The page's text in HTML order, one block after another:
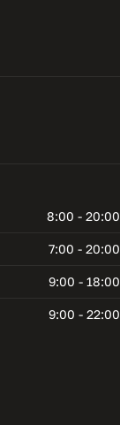
8:00 - 20:00
7:00 - 20:00
9:00 - 18:00
9:00 - 22:00